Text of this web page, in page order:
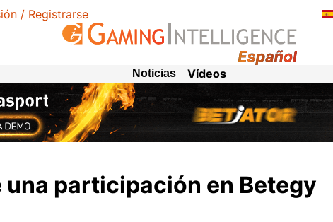
/ Registrarse
Noticias Vídeos
participación en Betegy